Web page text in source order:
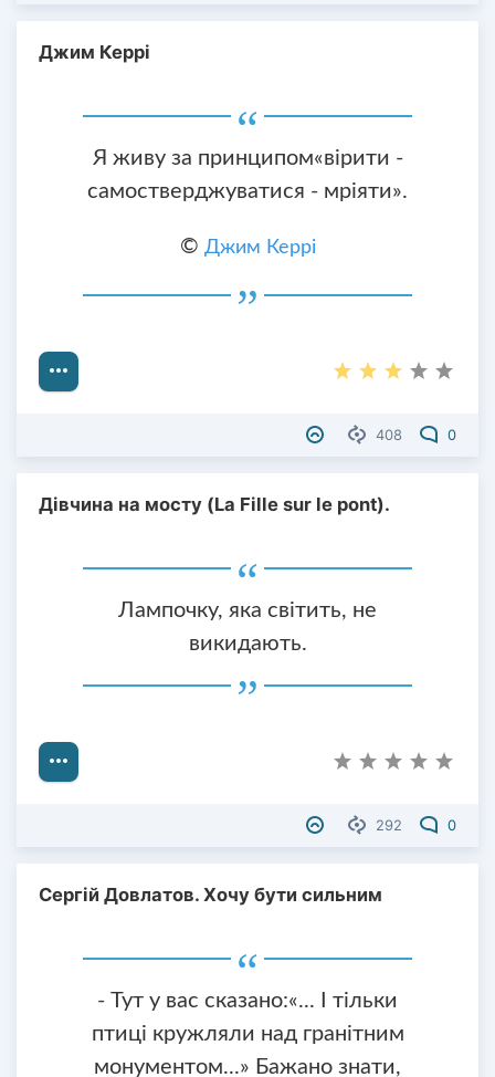
Джим Керрі
Я живу за принципом«вірити -
самостверджуватися - мріяти».
© Джим Керрі
408 0
Дівчина на мосту (La Fille sur le pont).
Лампочку, яка світить, не
викидають.
292 0
Сергій Довлатов. Хочу бути сильним
- Тут у вас сказано:«... І тільки
птиці кружляли над гранітним
монументом...» Бажано знати,